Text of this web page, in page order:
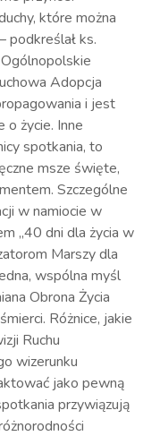
które można
podkreślał ks.
Adopcja
i jest
o życie. Inne
spotkania, to
msze święte,
Szczególne
w namiocie w
„40 dni dla życia w
Marszy dla
wspólna myśl
Obrona Życia
Różnice, jakie
Ruchu
wizerunku
jako pewną
przywiązują